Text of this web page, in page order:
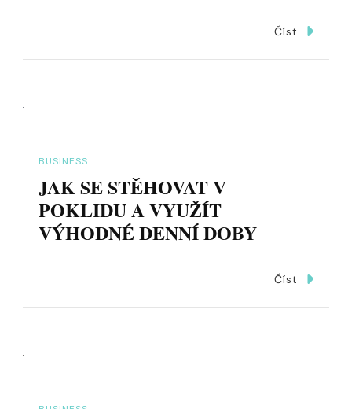
Číst
BUSINESS
JAK SE STĚHOVAT V
POKLIDU A VYUŽÍT
VÝHODNÉ DENNÍ DOBY
Číst